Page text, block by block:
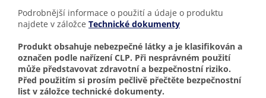
Podrobnější informace o použití a údaje o produktu
najdete v záložce Technické dokumenty
Produkt obsahuje nebezpečné látky a je klasifikován a
označen podle nařízení CLP. Při nesprávném použití
může představovat zdravotní a bezpečnostní riziko.
Před použitím si prosím pečlivě přečtěte bezpečnostní
list v záložce technické dokumenty.